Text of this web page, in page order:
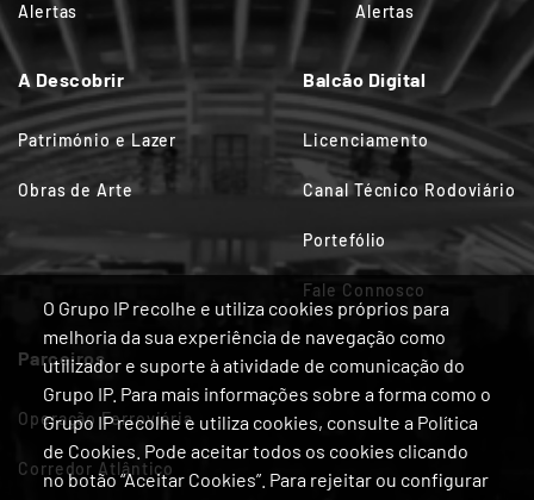
O Grupo IP recolhe e utiliza cookies próprios para
melhoria da sua experiência de navegação como
utilizador e suporte à atividade de comunicação do
Grupo IP. Para mais informações sobre a forma como o
Grupo IP recolhe e utiliza cookies, consulte a Política
de Cookies. Pode aceitar todos os cookies clicando
no botão “Aceitar Cookies”. Para rejeitar ou configurar
Alertas Alertas
A Descobrir
Património e Lazer
Obras de Arte
Balcão Digital
Licenciamento
Canal Técnico Rodoviário
Portefólio
Fale Connosco
Parceiros
Operação Ferroviária
Corredor Atlântico